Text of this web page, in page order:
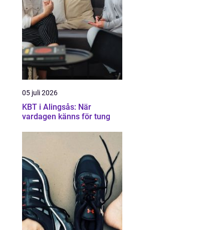
05 juli 2026
KBT i Alingsås: När
vardagen känns för tung